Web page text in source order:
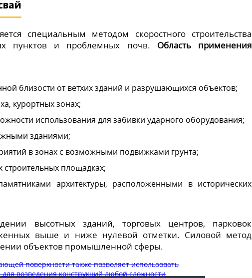
специальным методом скоростного строительства
пунктов и проблемных почв. Область применения
близости от ветхих зданий и разрушающихся объектов;
курортных зонах;
использования для забивки ударного оборудования;
зданиями;
в зонах с возможными подвижками грунта;
площадках;
архитектуры, расположенными в исторических
высотных зданий, торговых центров, парковок
выше и ниже нулевой отметки. Силовой метод
объектов промышленной сферы.